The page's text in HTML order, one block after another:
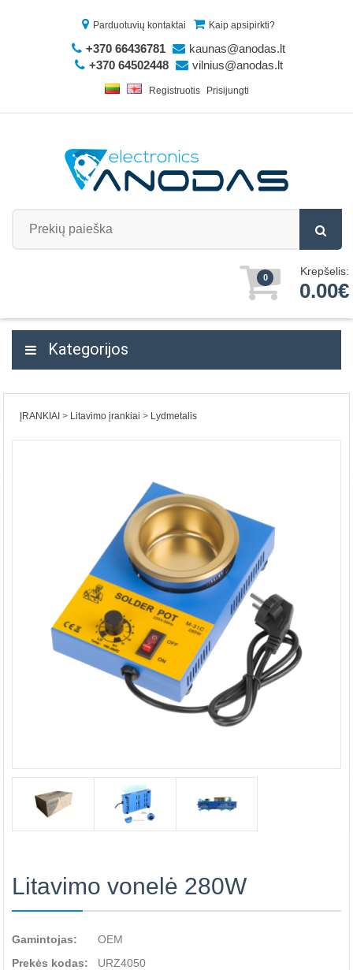
Parduotuvių kontaktai Kaip apsipirkti?
+370 66436781
kaunas@anodas.lt
+370 64502448
vilnius@anodas.lt
Registruotis Prisijungti
0 Krepšelis:
0.00€
Kategorijos
ĮRANKIAI Litavimo įrankiai Lydmetalis
Litavimo vonelė 280W
Gamintojas:
OEM
Prekės kodas:
URZ4050